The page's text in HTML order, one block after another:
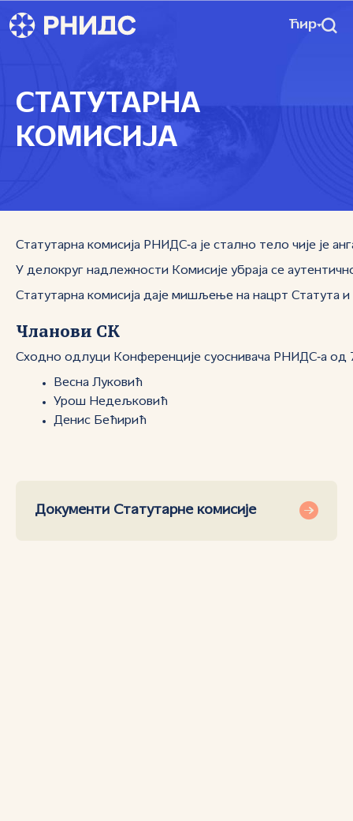
Ћир
СТАТУТАРНА
КОМИСИЈА
Статутарна комисија РНИДС‑а је стално тело чије је
У делокруг надлежности Комисије убраја се
Статутарна комисија даје мишљење на нацрт Статута
Чланови СК
Сходно одлуци Конференције суоснивача РНИДС‑а од
Весна Луковић
Урош Недељковић
Денис Бећирић
Документи Статутарне комисије